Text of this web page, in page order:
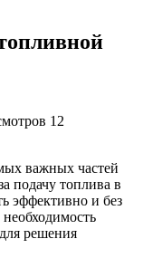
12
важных частей
подачу топлива в
эффективно и без
решения